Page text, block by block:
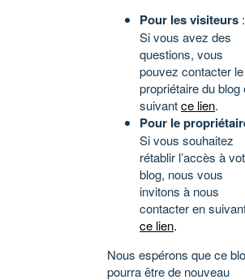
Pour les visiteurs :
Si vous avez des
questions, vous
pouvez contacter le
propriétaire du blog
suivantce lien.
Pour le
Si vous souhaitez
rétablir l’accès à
blog, nous vous
invitons à nous
contacter en
ce lien.
Nous espérons que ce
pourra être de nouveau